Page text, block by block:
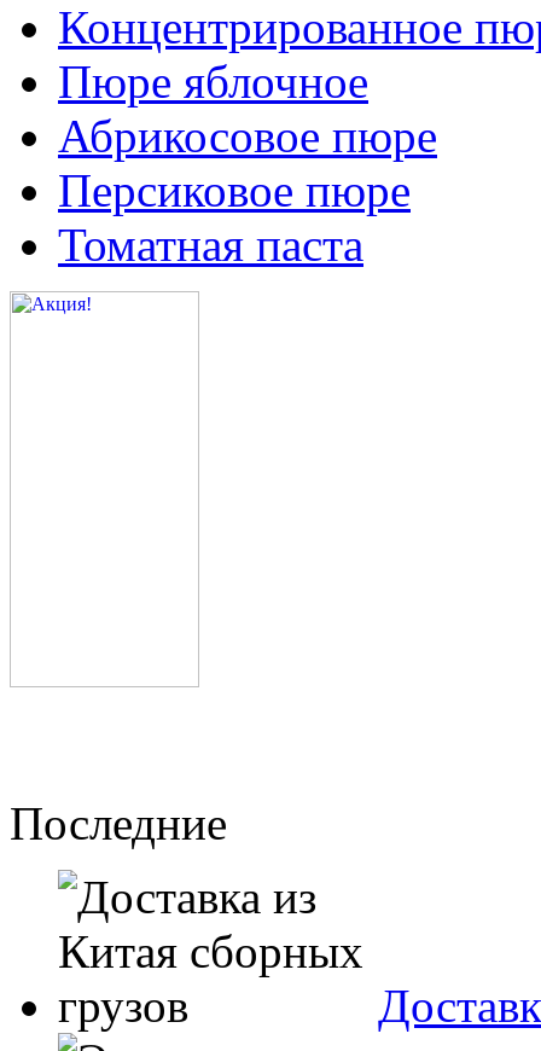
Концентрированное
Пюре яблочное
Абрикосовое пюре
Персиковое пюре
Томатная паста
Последние